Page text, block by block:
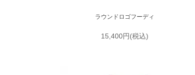
ラウンドロゴフーディ
15,400円(税込)